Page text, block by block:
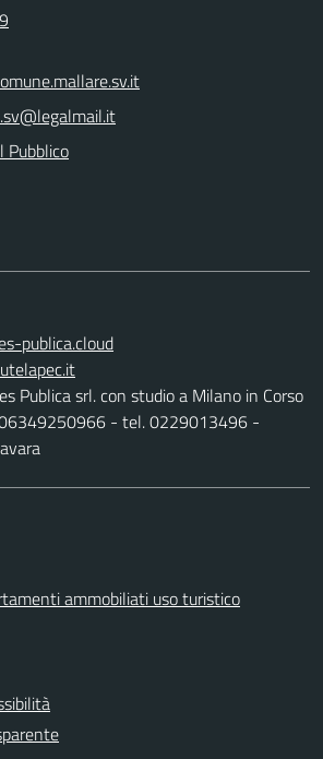
Pubblico
Publica srl. con studio a Milano in Corso
06349250966 - tel. 0229013496 -
ammobiliati uso turistico